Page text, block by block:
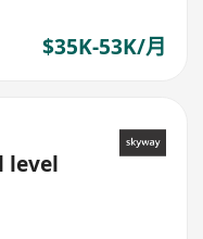
$35K-53K/月
level